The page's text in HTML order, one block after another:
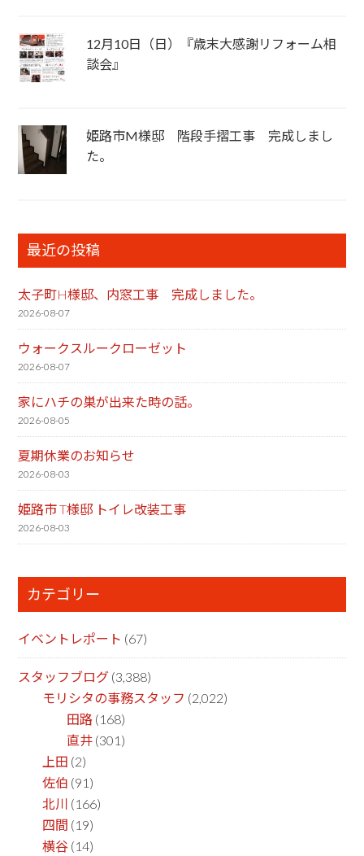
12月10日（日）『歳末大感謝リフォーム相
談会』
姫路市M様邸 階段手摺工事 完成しまし
た。
最近の投稿
太子町H様邸、内窓工事 完成しました。
2026-08-07
ウォークスルークローゼット
2026-08-07
家にハチの巣が出来た時の話。
2026-08-05
夏期休業のお知らせ
2026-08-03
姫路市 T様邸 トイレ改装工事
2026-08-03
カテゴリー
イベントレポート (67)
スタッフブログ (3,388)
モリシタの事務スタッフ (2,022)
田路 (168)
直井 (301)
上田 (2)
佐伯 (91)
北川 (166)
四間 (19)
横谷 (14)